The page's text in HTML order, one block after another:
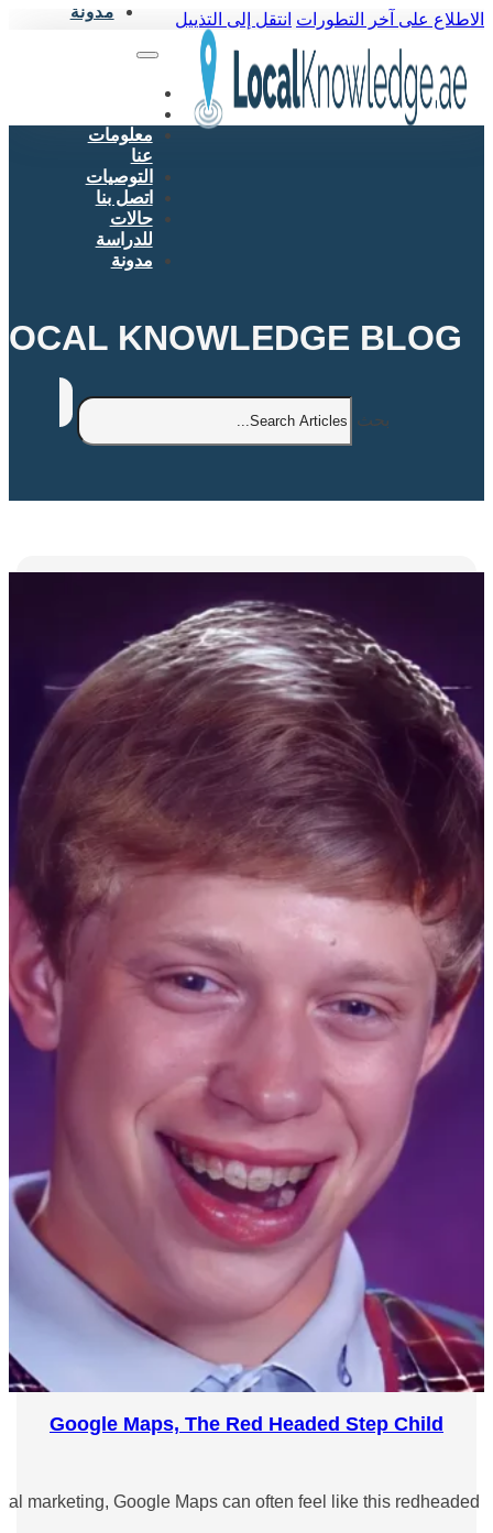
الاطلاع على آخر التطورات انتقل إلى التذييل
مدونة
معلومات
عنا
التوصيات
اتصل بنا
حالات
للدراسة
مدونة
KNOWLEDGE BLOG
بحث
Google Maps, The Red Headed Step Child
marketing, Google Maps can often feel like this redheaded